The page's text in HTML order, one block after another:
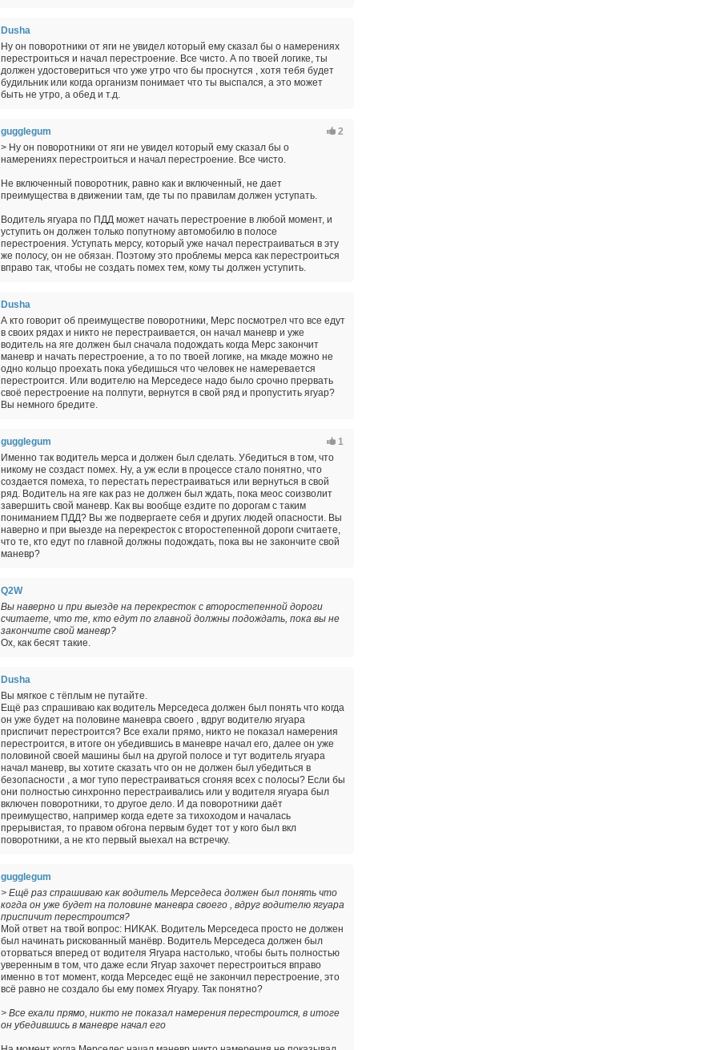
Dusha
Ну он поворотники от яги не увидел который ему сказал бы о намерениях
перестроиться и начал перестроение. Все чисто. А по твоей логике, ты
должен удостовериться что уже утро что бы проснутся , хотя тебя будет
будильник или когда организм понимает что ты выспался, а это может
быть не утро, а обед и т.д.
2
gugglegum
> Ну он поворотники от яги не увидел который ему сказал бы о
намерениях перестроиться и начал перестроение. Все чисто.
Не включенный поворотник, равно как и включенный, не дает
преимущества в движении там, где ты по правилам должен уступать.
Водитель ягуара по ПДД может начать перестроение в любой момент, и
уступить он должен только попутному автомобилю в полосе
перестроения. Уступать мерсу, который уже начал перестраиваться в эту
же полосу, он не обязан. Поэтому это проблемы мерса как перестроиться
вправо так, чтобы не создать помех тем, кому ты должен уступить.
Dusha
А кто говорит об преимуществе поворотники, Мерс посмотрел что все едут
в своих рядах и никто не перестраивается, он начал маневр и уже
водитель на яге должен был сначала подождать когда Мерс закончит
маневр и начать перестроение, а то по твоей логике, на мкаде можно не
одно кольцо проехать пока убедишься что человек не намеревается
перестроится. Или водителю на Мерседесе надо было срочно прервать
своё перестроение на полпути, вернутся в свой ряд и пропустить ягуар?
Вы немного бредите.
1
gugglegum
Именно так водитель мерса и должен был сделать. Убедиться в том, что
никому не создаст помех. Ну, а уж если в процессе стало понятно, что
создается помеха, то перестать перестраиваться или вернуться в свой
ряд. Водитель на яге как раз не должен был ждать, пока меос соизволит
завершить свой маневр. Как вы вообще ездите по дорогам с таким
пониманием ПДД? Вы же подвергаете себя и других людей опасности. Вы
наверно и при выезде на перекресток с второстепенной дороги считаете,
что те, кто едут по главной должны подождать, пока вы не закончите свой
маневр?
Q2W
Вы наверно и при выезде на перекресток с второстепенной дороги
считаете, что те, кто едут по главной должны подождать, пока вы не
закончите свой маневр?
Ох, как бесят такие.
Dusha
Вы мягкое с тёплым не путайте.
Ещё раз спрашиваю как водитель Мерседеса должен был понять что когда
он уже будет на половине маневра своего , вдруг водителю ягуара
приспичит перестроится? Все ехали прямо, никто не показал намерения
перестроится, в итоге он убедившись в маневре начал его, далее он уже
половиной своей машины был на другой полосе и тут водитель ягуара
начал маневр, вы хотите сказать что он не должен был убедиться в
безопасности , а мог тупо перестраиваться сгоняя всех с полосы? Если бы
они полностью синхронно перестраивались или у водителя ягуара был
включен поворотники, то другое дело. И да поворотники даёт
преимущество, например когда едете за тихоходом и началась
прерывистая, то правом обгона первым будет тот у кого был вкл
поворотники, а не кто первый выехал на встречку.
gugglegum
> Ещё раз спрашиваю как водитель Мерседеса должен был понять что
когда он уже будет на половине маневра своего , вдруг водителю ягуара
приспичит перестроится?
Мой ответ на твой вопрос: НИКАК. Водитель Мерседеса просто не должен
был начинать рискованный манёвр. Водитель Мерседеса должен был
оторваться вперед от водителя Ягуара настолько, чтобы быть полностью
уверенным в том, что даже если Ягуар захочет перестроиться вправо
именно в тот момент, когда Мерседес ещё не закончил перестроение, это
всё равно не создало бы ему помех Ягуару. Так понятно?
> Все ехали прямо, никто не показал намерения перестроится, в итоге
он убедившись в маневре начал его